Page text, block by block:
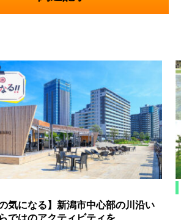
の気になる】新潟市中心部の川沿い
ではのアクティビティを…